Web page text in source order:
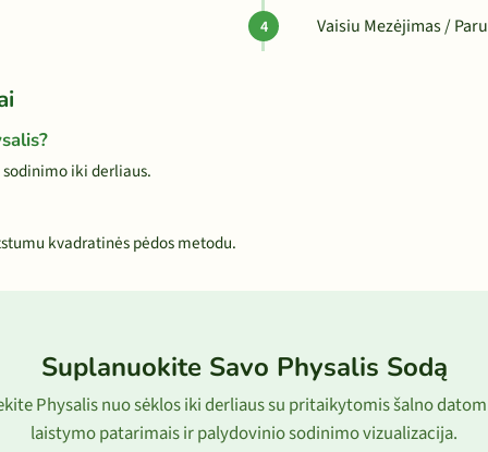
Vaisiu Mezėjimas /
iki derliaus.
kvadratinės pėdos metodu.
Suplanuokite Savo Physalis Sodą
Physalis nuo sėklos iki derliaus su pritaikytomis šalno
laistymo patarimais ir palydovinio sodinimo vizualizacija.